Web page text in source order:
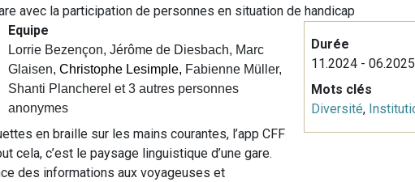
avec la participation de personnes en situation de handicap
Equipe
Lorrie Bezençon, Jérôme de Diesbach, Marc
Glaisen,Christophe Lesimple, Fabienne Müller,
Shanti Plancherel et 3 autres personnes
anonymes
en braille sur les mains courantes, l’app CFF
cela, c’est le paysage linguistique d’une gare.
des informations aux voyageuses et
Durée
11.2024 - 06.2025
Mots clés
Diversité,